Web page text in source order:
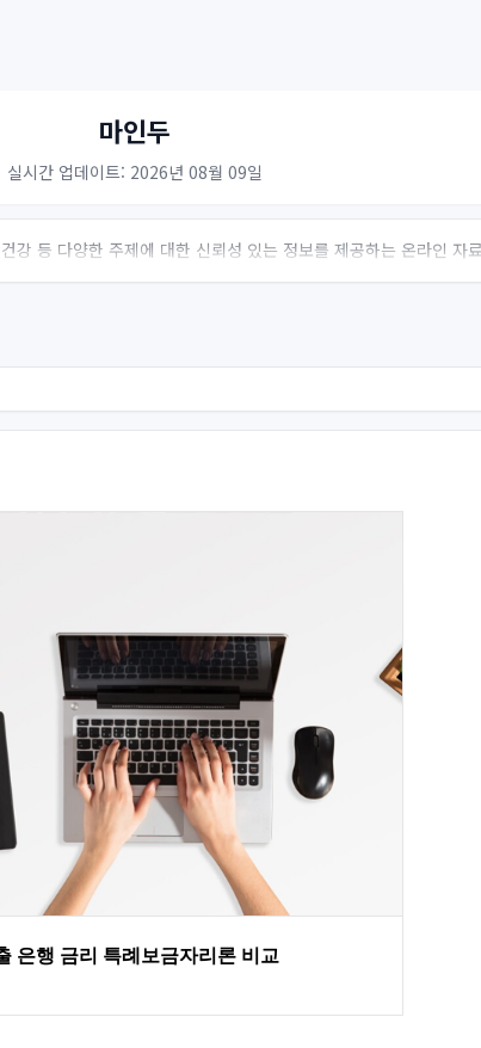
마인두
실시간 업데이트: 2026년 08월 09일
강 등 다양한 주제에 대한 신뢰성 있는 정보를 제공하는 온라인 자
은행 금리 특례보금자리론 비교